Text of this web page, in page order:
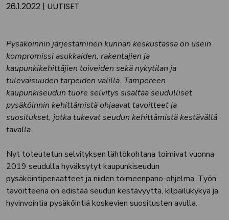
26.1.2022 | UUTISET
Pysäköinnin järjestäminen kunnan keskustassa on usein
kompromissi asukkaiden, rakentajien ja
kaupunkikehittäjien toiveiden sekä nykytilan ja
tulevaisuuden tarpeiden välillä. Tampereen
kaupunkiseudun tuore selvitys sisältää seudulliset
pysäköinnin kehittämistä ohjaavat tavoitteet ja
suositukset, jotka tukevat seudun kehittämistä kestävällä
tavalla.
Nyt toteutetun selvityksen lähtökohtana toimivat vuonna
2019 seudulla hyväksytyt kaupunkiseudun
pysäköintiperiaatteet ja niiden toimeenpano-ohjelma. Työn
tavoitteena on edistää seudun kestävyyttä, kilpailukykyä ja
hyvinvointia pysäköintiä koskevien suositusten avulla.